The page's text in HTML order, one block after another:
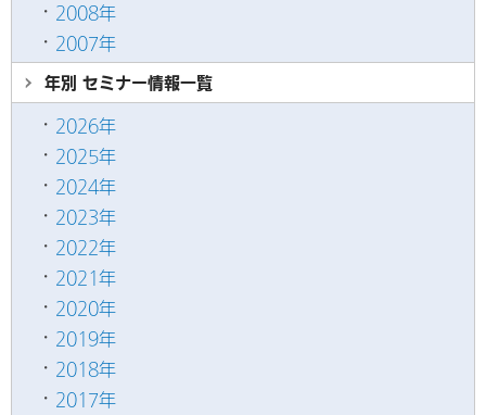
2008年
2007年
年別 セミナー情報一覧
2026年
2025年
2024年
2023年
2022年
2021年
2020年
2019年
2018年
2017年